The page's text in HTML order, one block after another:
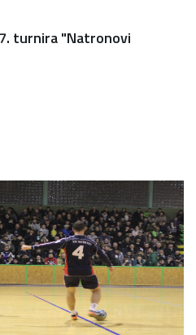
turnira "Natronovi